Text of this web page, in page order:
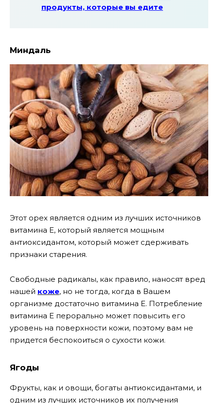
продукты, которые вы едите
Миндаль
Этот орех является одним из лучших источников
витамина Е, который является мощным
антиоксидантом, который может сдерживать
признаки старения.
Свободные радикалы, как правило, наносят вред
нашей коже, но не тогда, когда в Вашем
организме достаточно витамина Е. Потребление
витамина Е перорально может повысить его
уровень на поверхности кожи, поэтому вам не
придется беспокоиться о сухости кожи.
Ягоды
Фрукты, как и овощи, богаты антиоксидантами, и
одним из лучших источников их получения